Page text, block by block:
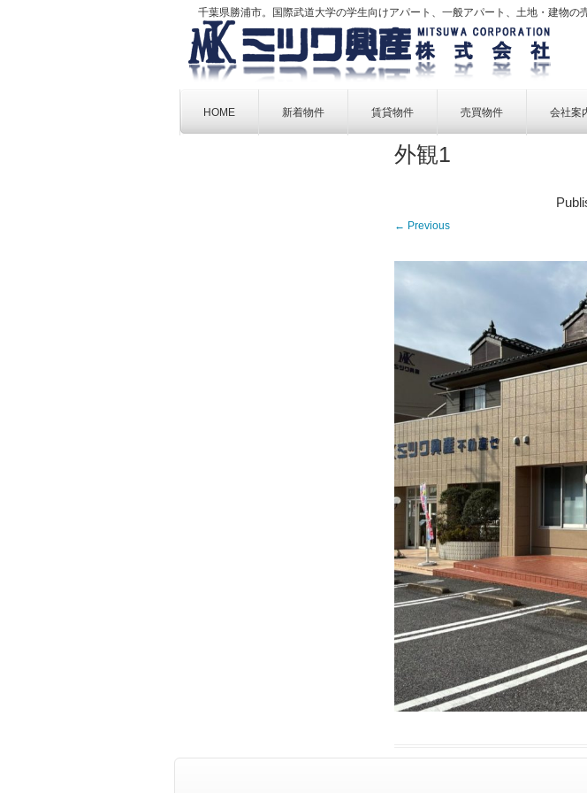
千葉県勝浦市。国際武道大学の学生向けアパート、一般アパート、土地・建物の
contentHOME 新着物件 賃貸物件
賃貸物件一覧
売買物件 会社案
外観1
← Previous